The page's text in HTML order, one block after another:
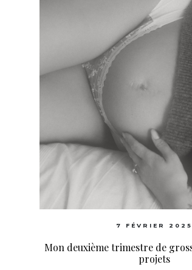
7 FÉVRIER 2025
Mon deuxième trimestre de
projets